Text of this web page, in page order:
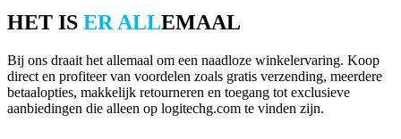
HET IS ER ALLEMAAL
Bij ons draait het allemaal om een naadloze winkelervaring. Koop
direct en profiteer van voordelen zoals gratis verzending, meerdere
betaalopties, makkelijk retourneren en toegang tot exclusieve
aanbiedingen die alleen op logitechg.com te vinden zijn.